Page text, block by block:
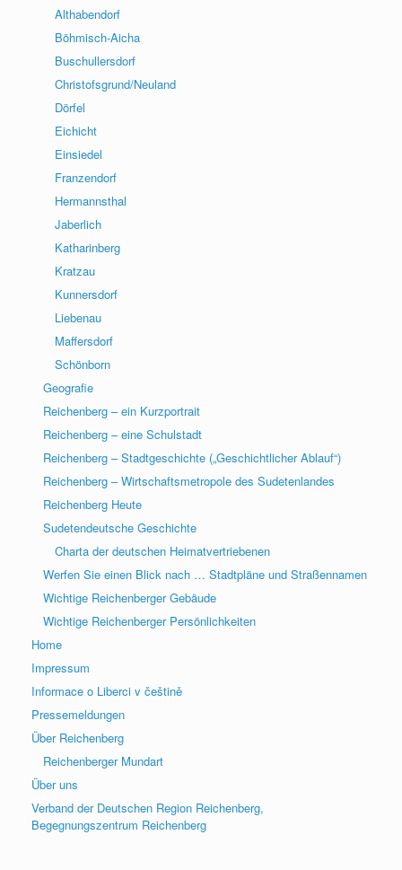
Althabendorf
Böhmisch-Aicha
Buschullersdorf
Christofsgrund/Neuland
Dörfel
Eichicht
Einsiedel
Franzendorf
Hermannsthal
Jaberlich
Katharinberg
Kratzau
Kunnersdorf
Liebenau
Maffersdorf
Schönborn
Geografie
Reichenberg – ein Kurzportrait
Reichenberg – eine Schulstadt
Reichenberg – Stadtgeschichte („Geschichtlicher Ablauf“)
Reichenberg – Wirtschaftsmetropole des Sudetenlandes
Reichenberg Heute
Sudetendeutsche Geschichte
Charta der deutschen Heimatvertriebenen
Werfen Sie einen Blick nach … Stadtpläne und Straßennamen
Wichtige Reichenberger Gebäude
Wichtige Reichenberger Persönlichkeiten
Home
Impressum
Informace o Liberci v češtině
Pressemeldungen
Über Reichenberg
Reichenberger Mundart
Über uns
Verband der Deutschen Region Reichenberg,
Begegnungszentrum Reichenberg